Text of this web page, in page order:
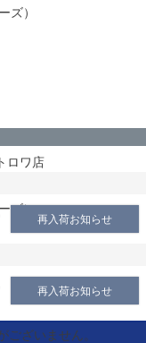
ズ）
ロワ店
ズ）
再入荷お知らせ
再入荷お知らせ
ございません。